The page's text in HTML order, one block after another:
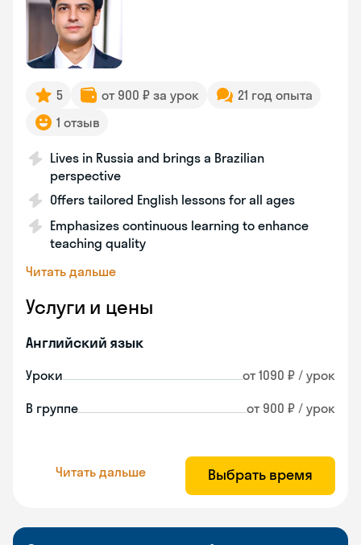
5 от 900 ₽ за урок
21 год опыта
1 отзыв
Lives in Russia and brings a Brazilian
perspective
Offers tailored English lessons for all ages
Emphasizes continuous learning to enhance
teaching quality
Читать дальше
Услуги и цены
Английский язык
Уроки от 1090 ₽ / урок
В группе от 900 ₽ / урок
Читать дальше Выбрать время